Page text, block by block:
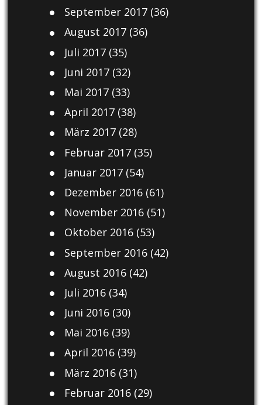
September 2017(36)
August 2017(36)
Juli 2017(35)
Juni 2017(32)
Mai 2017(33)
April 2017(38)
März 2017(28)
Februar 2017(35)
Januar 2017(54)
Dezember 2016(61)
November 2016(51)
Oktober 2016(53)
September 2016(42)
August 2016(42)
Juli 2016(34)
Juni 2016(30)
Mai 2016(39)
April 2016(39)
März 2016(31)
Februar 2016(29)